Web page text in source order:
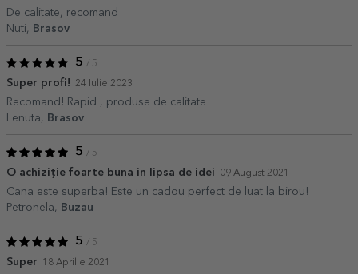
De calitate, recomand
Nuti,
Brasov
5 / 5
Super profi! 24 Iulie 2023
Recomand! Rapid , produse de calitate
Lenuta,
Brasov
5 / 5
O achiziție foarte buna in lipsa de idei 09 August 2021
Cana este superba! Este un cadou perfect de luat la birou!
Petronela,
Buzau
5 / 5
Super 18 Aprilie 2021